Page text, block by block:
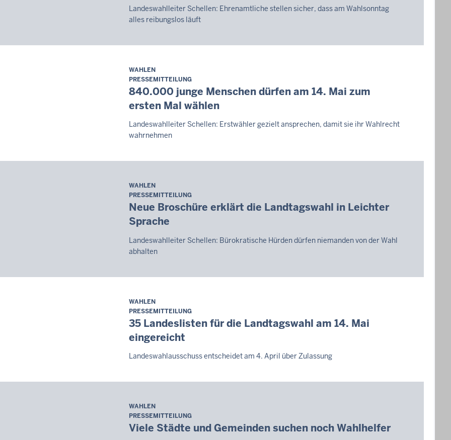
-
08:07
Landeswahlleiter Schellen: Ehrenamtliche stellen sicher, dass am Wahlsonntag
alles reibungslos läuft
Samstag,
8.
August
2026
-
08:07
WAHLEN
PRESSEMITTEILUNG
840.000 junge Menschen dürfen am 14. Mai zum
ersten Mal wählen
Landeswahlleiter Schellen: Erstwähler gezielt ansprechen, damit sie ihr Wahlrecht
wahrnehmen
Samstag,
8.
August
2026
-
08:07
WAHLEN
PRESSEMITTEILUNG
Neue Broschüre erklärt die Landtagswahl in Leichter
Sprache
Landeswahlleiter Schellen: Bürokratische Hürden dürfen niemanden von der Wahl
abhalten
Samstag,
8.
August
2026
-
WAHLEN
PRESSEMITTEILUNG
35 Landeslisten für die Landtagswahl am 14. Mai
eingereicht
Landeswahlausschuss entscheidet am 4. April über Zulassung
Samstag,
8.
August
WAHLEN
PRESSEMITTEILUNG
Viele Städte und Gemeinden suchen noch Wahlhelfer